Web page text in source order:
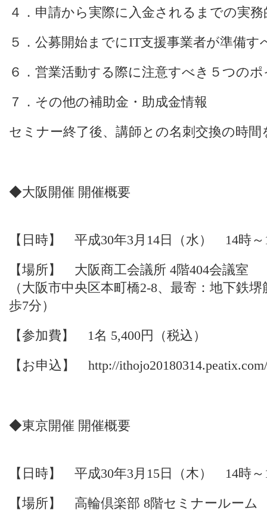
４．申請から実際に入金されるまでの実
５．公募開始までにIT支援事業者が準備す
６．営業活動する際に注意すべき５つの
７．その他の補助金・助成金情報
セミナー終了後、講師との名刺交換の時
◆大阪開催 開催概要
【日時】 平成30年3月14日（水） 14時～
【場所】 大阪商工会議所 4階404会議室
（大阪市中央区本町橋2-8、最寄：地下鉄
歩7分）
【参加費】 1名 5,400円（税込）
【お申込】 http://ithojo20180314.peatix.com/
◆東京開催 開催概要
【日時】 平成30年3月15日（木） 14時～
【場所】 高輪倶楽部 8階セミナールーム